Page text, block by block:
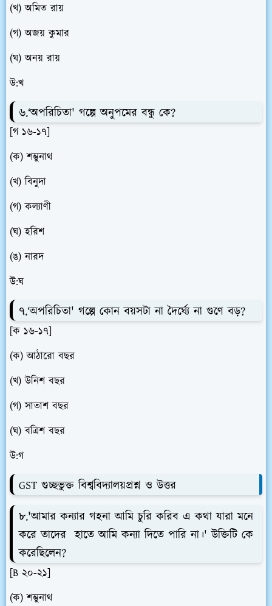
(খ) অমিত রায়
(গ) অজয় কুমার
(ঘ) অনয় রায়
উ:খ
৬.‘অপরিচিতা' গল্পে অনুপমের বন্ধু কে?
[গ ১৬-১৭]
(ক) শম্ভুনাথ
(খ) বিনুদা
(গ) কল্যাণী
(ঘ) হরিশ
(ঙ) নারদ
উ:ঘ
৭.‘অপরিচিতা' গল্পে কোন বয়সটা না দৈর্ঘ্যে না গুণে বড়?
[ক ১৬-১৭]
(ক) আঠারো বছর
(খ) উনিশ বছর
(গ) সাতাশ বছর
(ঘ) বত্রিশ বছর
উ:গ
GST গুচ্ছভুক্ত বিশ্ববিদ্যালয়প্রশ্ন ও উত্তর
৮.'আমার কন্যার গহনা আমি চুরি করিব এ কথা যারা মনে
করে তাদের হাতে আমি কন্যা দিতে পারি না।' উক্তিটি কে
করেছিলেন?
[B ২০-২১]
(ক) শম্ভুনাথ